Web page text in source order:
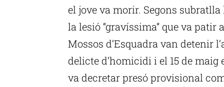
el jove va morir. Segons
la lesió “gravíssima” que va patir
Mossos d’Esquadra van detenir
delicte d’homicidi i el 15 de
va decretar presó provisional